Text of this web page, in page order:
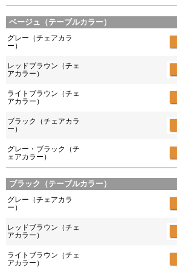
ベージュ（テーブルカラー）
グレー（チェアカラ
ー）
レッドブラウン（チェ
アカラー）
ライトブラウン（チェ
アカラー）
ブラック（チェアカラ
ー）
グレー・ブラック（チ
ェアカラー）
ブラック（テーブルカラー）
グレー（チェアカラ
ー）
レッドブラウン（チェ
アカラー）
ライトブラウン（チェ
アカラー）